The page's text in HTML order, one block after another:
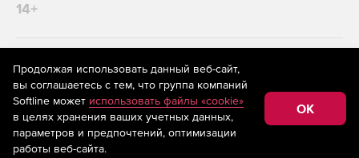
14+
На информационном ресурсе store.softline.ru применяются
рекомендательные технологии
(информационные технологии
предоставления информации на основе сбора,
систематизации и анализа сведений, относящихся к
предпочтениям пользователей сети «Интернет»,
находящихся на территории Российской Федерации)
Продолжая использовать данный веб-сайт,
вы соглашаетесь с тем, что группа компаний
Softline может использовать файлы «cookie»
в целях хранения ваших учетных данных,
параметров и предпочтений, оптимизации
работы веб-сайта.
OK